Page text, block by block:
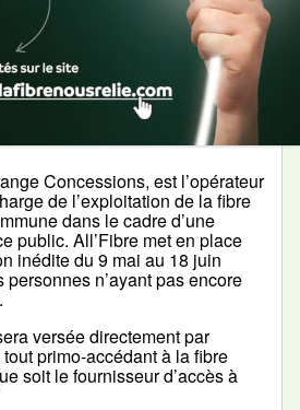
Concessions, est l’opérateur
de l’exploitation de la fibre
dans le cadre d’une
public. All’Fibre met en place
inédite du 9 mai au 18 juin
n’ayant pas encore
versée directement par
primo-accédant à la fibre
soit le fournisseur d’accès à